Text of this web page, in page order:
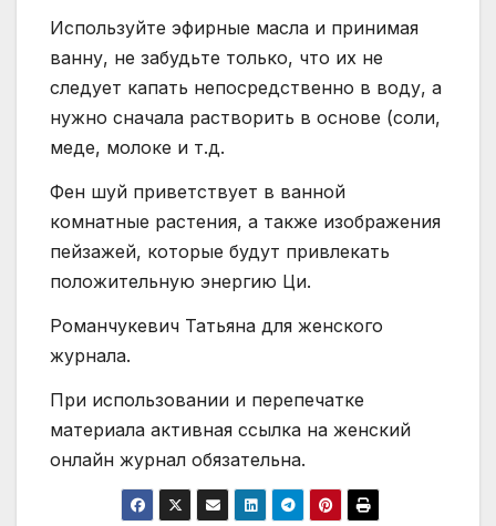
Используйте эфирные масла и принимая
ванну, не забудьте только, что их не
следует капать непосредственно в воду, а
нужно сначала растворить в основе (соли,
меде, молоке и т.д.
Фен шуй приветствует в ванной
комнатные растения, а также изображения
пейзажей, которые будут привлекать
положительную энергию Ци.
Романчукевич Татьяна для женского
журнала.
При использовании и перепечатке
материала активная ссылка на женский
онлайн журнал обязательна.